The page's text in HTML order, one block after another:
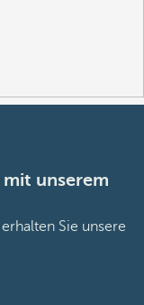
mit unserem
Sie unsere